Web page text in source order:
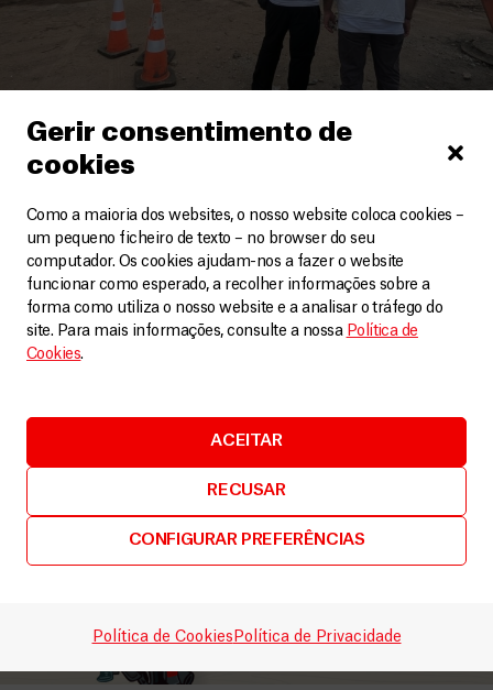
Gerir consentimento de
cookies
Como a maioria dos websites, o nosso website coloca cookies –
um pequeno ficheiro de texto – no browser do seu
computador. Os cookies ajudam-nos a fazer o website
funcionar como esperado, a recolher informações sobre a
forma como utiliza o nosso website e a analisar o tráfego do
site. Para mais informações, consulte a nossa Política de
Cookies.
ACEITAR
RECUSAR
CONFIGURAR PREFERÊNCIAS
Política de Cookies Política de Privacidade
Venezuela
Sismos na Venezuela: necessidades continuam
Artigos 29 Julho, 2026
LEIA MAIS